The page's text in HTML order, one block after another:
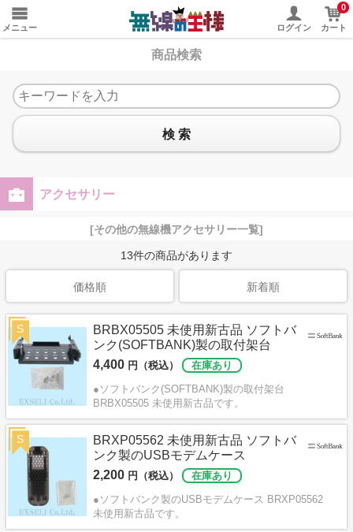
メニュー ログイン
0
カート
商品検索
検 索
アクセサリー
[その他の無線機アクセサリー一覧]
13件の商品があります
価格順 新着順
BRBX05505 未使用新古品 ソフトバ
ンク(SOFTBANK)製の取付架台
4,400 円（税込）
在庫あり
●ソフトバンク(SOFTBANK)製の取付架台
BRBX05505 未使用新古品です。
S
BRXP05562 未使用新古品 ソフトバ
ンク製のUSBモデムケース
2,200 円（税込）
在庫あり
●ソフトバンク製のUSBモデムケース BRXP05562
未使用新古品です。
S